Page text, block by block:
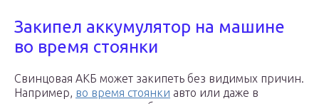
Закипел аккумулятор на машине
во время стоянки
Свинцовая АКБ может закипеть без видимых причин.
Например, во время стоянки авто или даже в